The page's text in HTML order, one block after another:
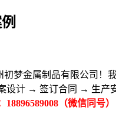
梦金属制品有限公司！
设计 → 签订合同 → 生产
18896589008（微信同号）